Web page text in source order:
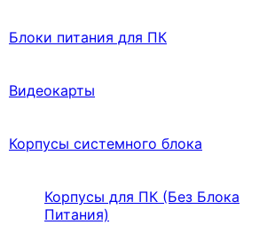
Блоки питания для ПК
Видеокарты
Корпусы системного блока
Корпусы для ПК (Без Блока
Питания)